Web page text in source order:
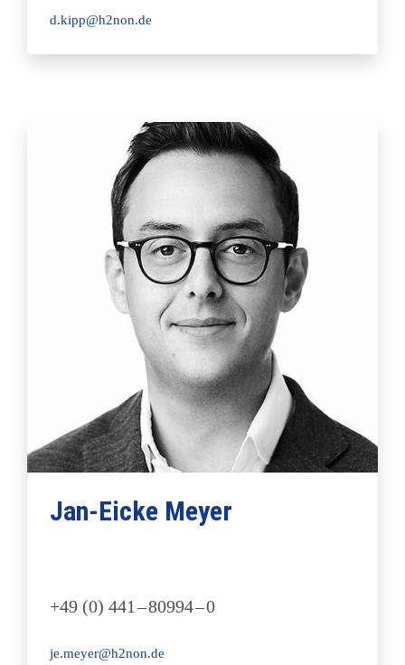
d.kipp@h2non.de
Jan-Eicke Meyer
+49 (0) 441 – 80994 – 0
je.meyer@h2non.de